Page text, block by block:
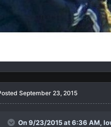
September 23, 2015
On 9/23/2015 at 6:36 AM,